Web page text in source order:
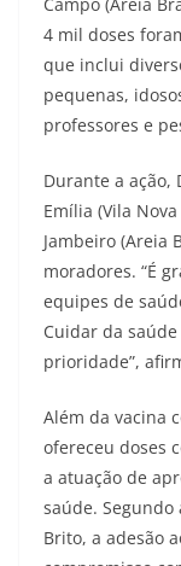
Campo (Areia
4 mil doses
que inclui
pequenas,
professores e
Durante a ação,
Emília (Vila
Jambeiro (Areia
moradores. “É
equipes de
Cuidar da
prioridade”,
Além da vacina
ofereceu doses
a atuação de
saúde.
Brito, a adesão